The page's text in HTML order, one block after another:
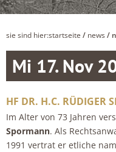
sie sind hier:startseite / news/
Mi 17. Nov
HF DR. H.C. RÜDIGER
Im Alter von 73 Jahren
Spormann. Als
1991 vertrat er etliche